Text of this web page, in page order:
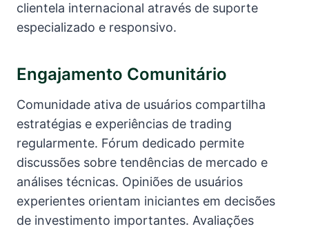
clientela internacional através de suporte
especializado e responsivo.
Engajamento Comunitário
Comunidade ativa de usuários compartilha
estratégias e experiências de trading
regularmente. Fórum dedicado permite
discussões sobre tendências de mercado e
análises técnicas. Opiniões de usuários
experientes orientam iniciantes em decisões
de investimento importantes. Avaliações